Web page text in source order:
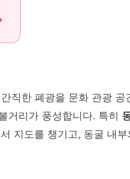
직한 폐광을 문화 관광 공
거리가 풍성합니다. 특히
지도를 챙기고, 동굴 내